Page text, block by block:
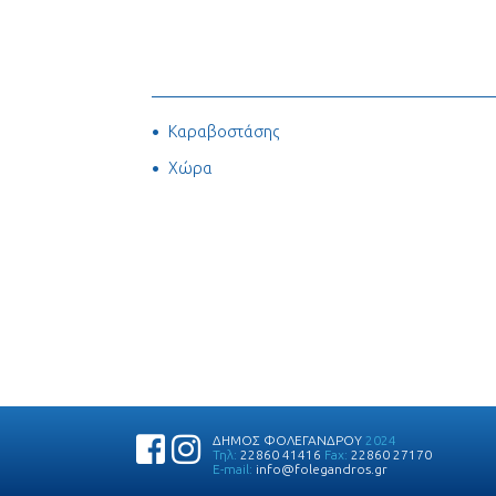
Καραβοστάσης
Χώρα
ΔΗΜΟΣ ΦΟΛΕΓΑΝΔΡΟΥ 2024
Τηλ: 22860 41416 Fax: 22860 27170
E-mail: info@folegandros.gr